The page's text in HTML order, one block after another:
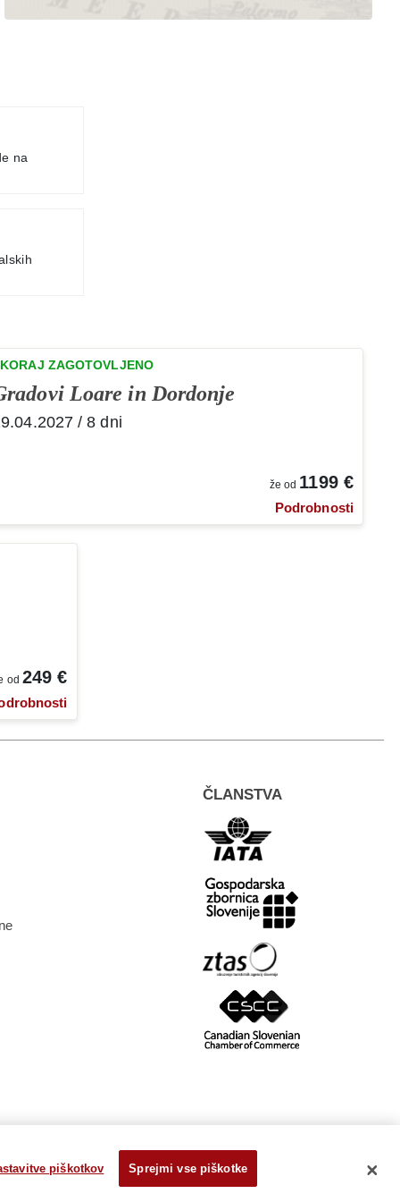
na
ZAGOTOVLJENO
Loare in Dordonje
/ 8 dni
že od 1199 €
Podrobnosti
od 249 €
ČLANSTVA
piškotkov Sprejmi vse piškotke